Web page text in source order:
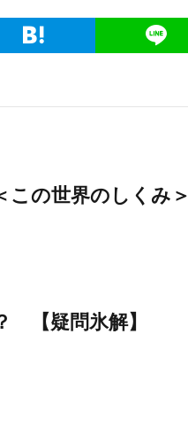
の世界のしくみ＞
【疑問氷解】